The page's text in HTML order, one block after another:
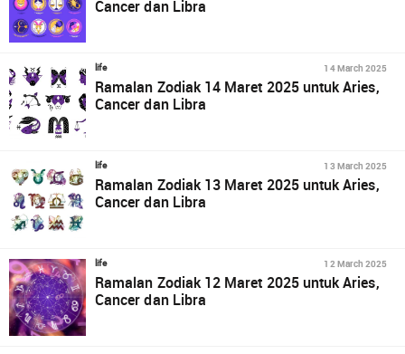
Cancer dan Libra
life 14 March 2025
Ramalan Zodiak 14 Maret 2025 untuk Aries,
Cancer dan Libra
life 13 March 2025
Ramalan Zodiak 13 Maret 2025 untuk Aries,
Cancer dan Libra
life 12 March 2025
Ramalan Zodiak 12 Maret 2025 untuk Aries,
Cancer dan Libra